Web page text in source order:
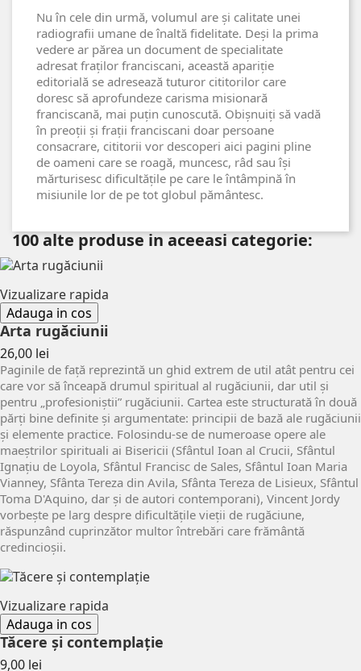
Nu în cele din urmă, volumul are și calitate unei
radiografii umane de înaltă fidelitate. Deși la prima
vedere ar părea un document de specialitate
adresat fraților franciscani, această apariție
editorială se adresează tuturor cititorilor care
doresc să aprofundeze carisma misionară
franciscană, mai puțin cunoscută. Obișnuiți să vadă
în preoții și frații franciscani doar persoane
consacrare, cititorii vor descoperi aici pagini pline
de oameni care se roagă, muncesc, râd sau își
mărturisesc dificultățile pe care le întâmpină în
misiunile lor de pe tot globul pământesc.
100 alte produse in aceeasi categorie:
Vizualizare rapida
Adauga in cos
Arta rugăciunii
26,00 lei
Paginile de față reprezintă un ghid extrem de util atât pentru cei
care vor să înceapă drumul spiritual al rugăciunii, dar util și
pentru „profesioniștii” rugăciunii. Cartea este structurată în două
părți bine definite și argumentate: principii de bază ale rugăciunii
și elemente practice. Folosindu-se de numeroase opere ale
maeștrilor spirituali ai Bisericii (Sfântul Ioan al Crucii, Sfântul
Ignațiu de Loyola, Sfântul Francisc de Sales, Sfântul Ioan Maria
Vianney, Sfânta Tereza din Avila, Sfânta Tereza de Lisieux, Sfântul
Toma D'Aquino, dar și de autori contemporani), Vincent Jordy
vorbește pe larg despre dificultățile vieții de rugăciune,
răspunzând cuprinzător multor întrebări care frământă
credincioșii.
Vizualizare rapida
Adauga in cos
Tăcere și contemplație
9,00 lei